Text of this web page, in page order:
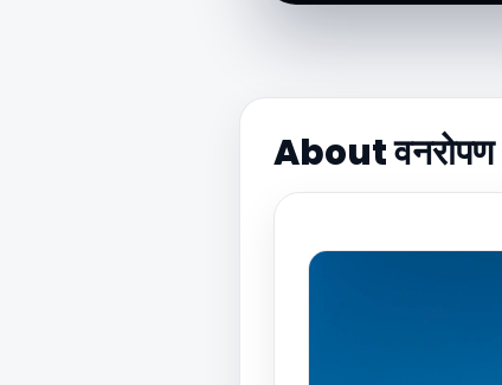
About वनरोपण